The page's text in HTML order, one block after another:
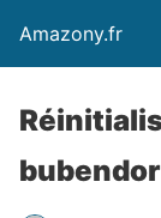
Amazony.fr